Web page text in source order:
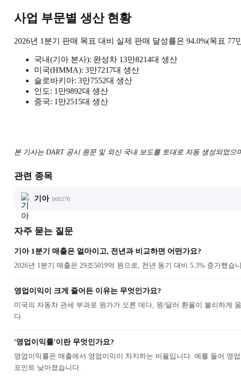
사업 부문별 생산 현황
2026년 1분기 판매 목표 대비 실제 판매 달성률은 94.0%(목표
국내(기아 본사): 완성차 13만8214대 생산
미국(HMMA): 3만7217대 생산
슬로바키아: 3만7552대 생산
인도: 1만9892대 생산
중국: 1만2515대 생산
본 기사는 DART 공시 원문 및 외신·국내 보도를 토대로 자동 생성되었
관련 종목
기아 000270
자주 묻는 질문
기아 1분기 매출은 얼마이고, 전년과 비교하면 어떤가요?
2026년 1분기 매출은 29조5019억 원으로, 전년 동기 대비 5.3% 증가했습
영업이익이 크게 줄어든 이유는 무엇인가요?
미국의 자동차 관세 부과로 원가가 오른 데다, 원/달러 환율이 불리하게
다.
'영업이익률'이란 무엇인가요?
영업이익률은 매출에서 영업이익이 차지하는 비율입니다. 예를 들어 영
포인트 낮아졌습니다.